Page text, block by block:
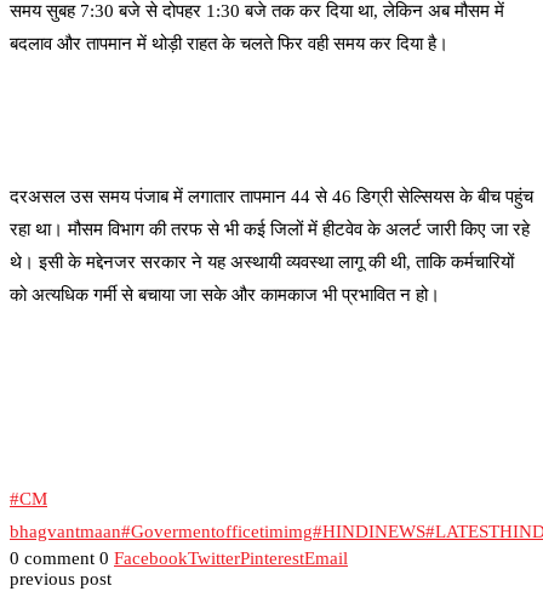
समय सुबह 7:30 बजे से दोपहर 1:30 बजे तक कर दिया था, लेकिन अब मौसम में
बदलाव और तापमान में थोड़ी राहत के चलते फिर वही समय कर दिया है।
दरअसल उस समय पंजाब में लगातार तापमान 44 से 46 डिग्री सेल्सियस के बीच पहुंच
रहा था। मौसम विभाग की तरफ से भी कई जिलों में हीटवेव के अलर्ट जारी किए जा रहे
थे। इसी के मद्देनजर सरकार ने यह अस्थायी व्यवस्था लागू की थी, ताकि कर्मचारियों
को अत्यधिक गर्मी से बचाया जा सके और कामकाज भी प्रभावित न हो।
#CM
bhagvantmaan#Govermentofficetimimg#HINDINEWS
0 comment 0 FacebookTwitterPinterestEmail
previous post